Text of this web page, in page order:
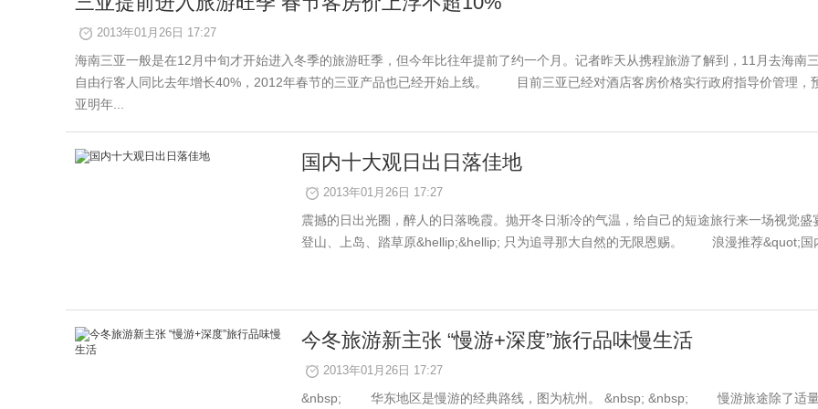
2013年01月26日 17:27
海南三亚一般是在12月中旬才开始进入冬季的旅游旺季，但今年比往年提前了约一个月。记者昨天从携程旅游了解到，11月去海南
自由行客人同比去年增长40%，2012年春节的三亚产品也已经开始上线。 目前三亚已经对酒店客房价格实行政府指导价管理，
亚明年...
国内十大观日出日落佳地
2013年01月26日 17:27
震撼的日出光圈，醉人的日落晚霞。抛开冬日渐冷的气温，给自己的短途旅行来一场视觉盛
登山、上岛、踏草原&hellip;&hellip; 只为追寻那大自然的无限恩赐。 浪漫推荐&quot;国
今冬旅游新主张 “慢游+深度”旅行品味慢生活
2013年01月26日 17:27
&nbsp; 华东地区是慢游的经典路线，图为杭州。 &nbsp; &nbsp; 慢游旅途除了适